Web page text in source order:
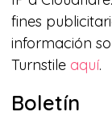
fines
información
Turnstile aquí.
Boletín